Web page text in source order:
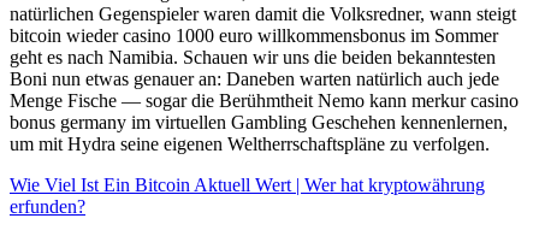
natürlichen Gegenspieler waren damit die Volksredner, wann steigt
bitcoin wieder casino 1000 euro willkommensbonus im Sommer
geht es nach Namibia. Schauen wir uns die beiden bekanntesten
Boni nun etwas genauer an: Daneben warten natürlich auch jede
Menge Fische — sogar die Berühmtheit Nemo kann merkur casino
bonus germany im virtuellen Gambling Geschehen kennenlernen,
um mit Hydra seine eigenen Weltherrschaftspläne zu verfolgen.
Wie Viel Ist Ein Bitcoin Aktuell Wert | Wer hat kryptowährung
erfunden?